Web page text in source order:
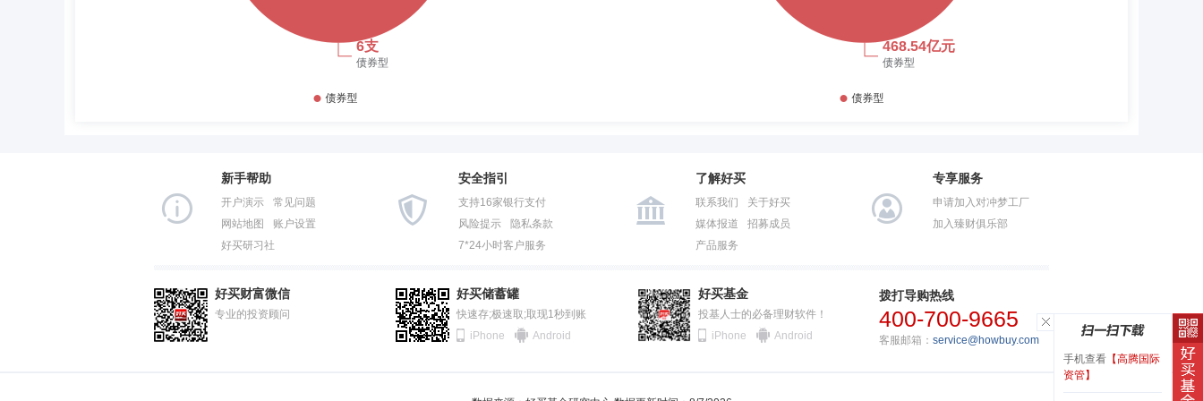
手机查看 【高腾国际
资管】
新手帮助
开户演示
常见问题
网站地图
账户设置
好买研习社
安全指引
支持16家银行支付
风险提示
隐私条款
7*24小时客户服务
了解好买
联系我们
关于好买
媒体报道
招募成员
产品服务
专享服务
申请加入对冲梦工厂
加入臻财俱乐部
好买财富微信
专业的投资顾问
好买储蓄罐
快速存;极速取;取现1秒到账
iPhone
Android
好买基金
投基人士的必备理财软件！
iPhone
Android
拨打导购热线
400-700-9665
客服邮箱： service@howbuy.com